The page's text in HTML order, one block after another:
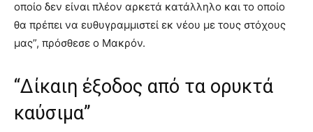
οποίο δεν είναι πλέον αρκετά κατάλληλο και το οποίο
θα πρέπει να ευθυγραμμιστεί εκ νέου με τους στόχους
μας”, πρόσθεσε ο Μακρόν.
“Δίκαιη έξοδος από τα ορυκτά
καύσιμα”